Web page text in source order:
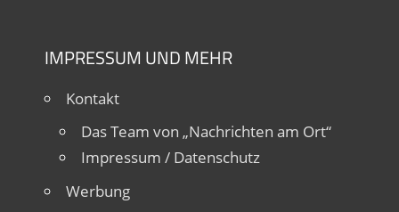
IMPRESSUM UND MEHR
Kontakt
Das Team von „Nachrichten am Ort“
Impressum / Datenschutz
Werbung